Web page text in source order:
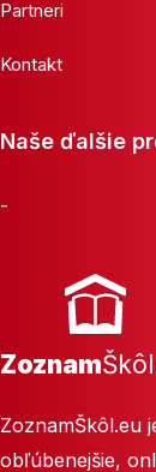
Partneri
Kontakt
Naše ďalšie
-
Zoznam
ZoznamŠkôl.eu
obľúbenejšie,